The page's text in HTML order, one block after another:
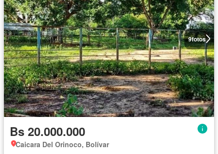
9fotos
Bs 20.000.000
Caicara Del Orinoco, Bolívar